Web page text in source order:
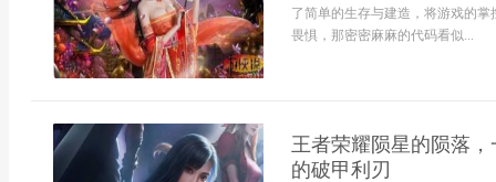
了简单的生存与建造，将游戏的
畏惧，那密密麻麻的代码看似...
王者荣耀陨星的陨落
的破甲利刃